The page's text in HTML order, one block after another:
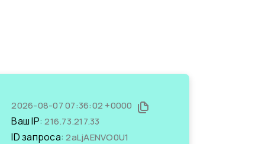
2026-08-07 07:36:02 +0000
Ваш IP:216.73.217.33
ID запроса:2aLjAENVO0U1